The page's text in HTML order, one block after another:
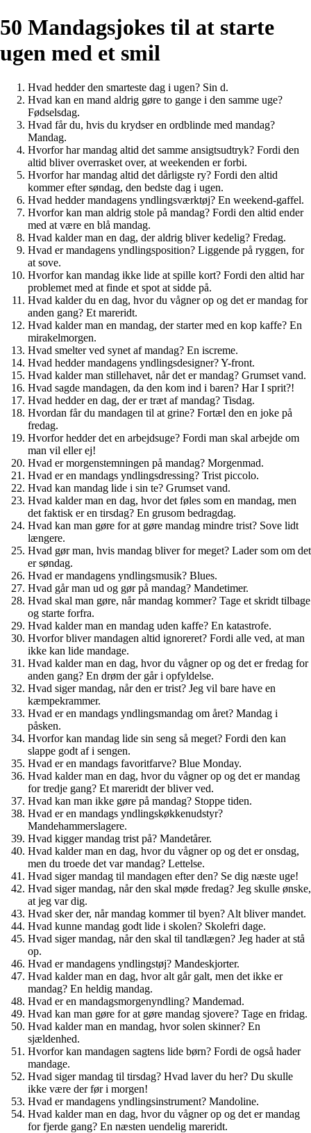
50 Mandagsjokes til at starte
ugen med et smil
Hvad hedder den smarteste dag i ugen? Sin d.
Hvad kan en mand aldrig gøre to gange i den samme uge?
Fødselsdag.
Hvad får du, hvis du krydser en ordblinde med mandag?
Mandag.
Hvorfor har mandag altid det samme ansigtsudtryk? Fordi den
altid bliver overrasket over, at weekenden er forbi.
Hvorfor har mandag altid det dårligste ry? Fordi den altid
kommer efter søndag, den bedste dag i ugen.
Hvad hedder mandagens yndlingsværktøj? En weekend-gaffel.
Hvorfor kan man aldrig stole på mandag? Fordi den altid ender
med at være en blå mandag.
Hvad kalder man en dag, der aldrig bliver kedelig? Fredag.
Hvad er mandagens yndlingsposition? Liggende på ryggen, for
at sove.
Hvorfor kan mandag ikke lide at spille kort? Fordi den altid har
problemet med at finde et spot at sidde på.
Hvad kalder du en dag, hvor du vågner op og det er mandag for
anden gang? Et mareridt.
Hvad kalder man en mandag, der starter med en kop kaffe? En
mirakelmorgen.
Hvad smelter ved synet af mandag? En iscreme.
Hvad hedder mandagens yndlingsdesigner? Y-front.
Hvad kalder man stillehavet, når det er mandag? Grumset vand.
Hvad sagde mandagen, da den kom ind i baren? Har I sprit?!
Hvad hedder en dag, der er træt af mandag? Tisdag.
Hvordan får du mandagen til at grine? Fortæl den en joke på
fredag.
Hvorfor hedder det en arbejdsuge? Fordi man skal arbejde om
man vil eller ej!
Hvad er morgenstemningen på mandag? Morgenmad.
Hvad er en mandags yndlingsdressing? Trist piccolo.
Hvad kan mandag lide i sin te? Grumset vand.
Hvad kalder man en dag, hvor det føles som en mandag, men
det faktisk er en tirsdag? En grusom bedragdag.
Hvad kan man gøre for at gøre mandag mindre trist? Sove lidt
længere.
Hvad gør man, hvis mandag bliver for meget? Lader som om det
er søndag.
Hvad er mandagens yndlingsmusik? Blues.
Hvad går man ud og gør på mandag? Mandetimer.
Hvad skal man gøre, når mandag kommer? Tage et skridt tilbage
og starte forfra.
Hvad kalder man en mandag uden kaffe? En katastrofe.
Hvorfor bliver mandagen altid ignoreret? Fordi alle ved, at man
ikke kan lide mandage.
Hvad kalder man en dag, hvor du vågner op og det er fredag for
anden gang? En drøm der går i opfyldelse.
Hvad siger mandag, når den er trist? Jeg vil bare have en
kæmpekrammer.
Hvad er en mandags yndlingsmandag om året? Mandag i
påsken.
Hvorfor kan mandag lide sin seng så meget? Fordi den kan
slappe godt af i sengen.
Hvad er en mandags favoritfarve? Blue Monday.
Hvad kalder man en dag, hvor du vågner op og det er mandag
for tredje gang? Et mareridt der bliver ved.
Hvad kan man ikke gøre på mandag? Stoppe tiden.
Hvad er en mandags yndlingskøkkenudstyr?
Mandehammerslagere.
Hvad kigger mandag trist på? Mandetårer.
Hvad kalder man en dag, hvor du vågner op og det er onsdag,
men du troede det var mandag? Lettelse.
Hvad siger mandag til mandagen efter den? Se dig næste uge!
Hvad siger mandag, når den skal møde fredag? Jeg skulle ønske,
at jeg var dig.
Hvad sker der, når mandag kommer til byen? Alt bliver mandet.
Hvad kunne mandag godt lide i skolen? Skolefri dage.
Hvad siger mandag, når den skal til tandlægen? Jeg hader at stå
op.
Hvad er mandagens yndlingstøj? Mandeskjorter.
Hvad kalder man en dag, hvor alt går galt, men det ikke er
mandag? En heldig mandag.
Hvad er en mandagsmorgenyndling? Mandemad.
Hvad kan man gøre for at gøre mandag sjovere? Tage en fridag.
Hvad kalder man en mandag, hvor solen skinner? En
sjældenhed.
Hvorfor kan mandagen sagtens lide børn? Fordi de også hader
mandage.
Hvad siger mandag til tirsdag? Hvad laver du her? Du skulle
ikke være der før i morgen!
Hvad er mandagens yndlingsinstrument? Mandoline.
Hvad kalder man en dag, hvor du vågner op og det er mandag
for fjerde gang? En næsten uendelig mareridt.